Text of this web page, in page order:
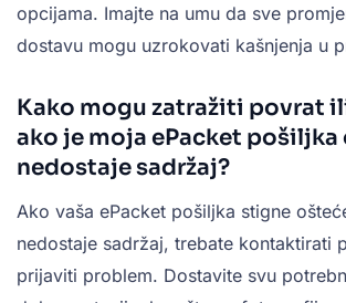
opcijama. Imajte na umu da sve
dostavu mogu uzrokovati kašnjenja u
Kako mogu zatražiti povrat
ako je moja ePacket pošiljka
nedostaje sadržaj?
Ako vaša ePacket pošiljka stigne
nedostaje sadržaj, trebate kontaktirati
prijaviti problem. Dostavite svu